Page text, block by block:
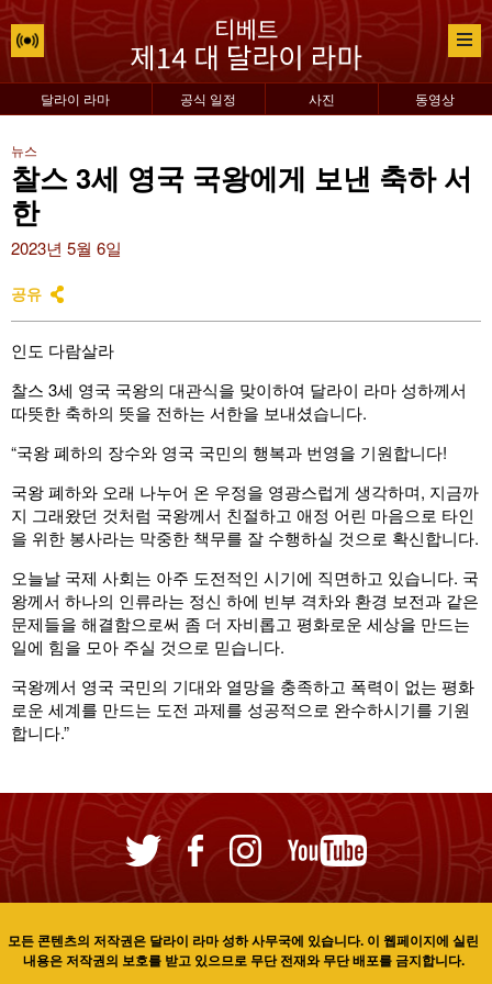
달라이 라마 공식 일정 사진 동영상
뉴스
찰스 3세 영국 국왕에게 보낸 축하 서
한
2023년 5월 6일
공유
인도 다람살라
찰스 3세 영국 국왕의 대관식을 맞이하여 달라이 라마 성하께서
따뜻한 축하의 뜻을 전하는 서한을 보내셨습니다.
“국왕 폐하의 장수와 영국 국민의 행복과 번영을 기원합니다!
국왕 폐하와 오래 나누어 온 우정을 영광스럽게 생각하며, 지금까
지 그래왔던 것처럼 국왕께서 친절하고 애정 어린 마음으로 타인
을 위한 봉사라는 막중한 책무를 잘 수행하실 것으로 확신합니다.
오늘날 국제 사회는 아주 도전적인 시기에 직면하고 있습니다. 국
왕께서 하나의 인류라는 정신 하에 빈부 격차와 환경 보전과 같은
문제들을 해결함으로써 좀 더 자비롭고 평화로운 세상을 만드는
일에 힘을 모아 주실 것으로 믿습니다.
국왕께서 영국 국민의 기대와 열망을 충족하고 폭력이 없는 평화
로운 세계를 만드는 도전 과제를 성공적으로 완수하시기를 기원
합니다.”
모든 콘텐츠의 저작권은 달라이 라마 성하 사무국에 있습니다. 이 웹페이지에 실린
내용은 저작권의 보호를 받고 있으므로 무단 전재와 무단 배포를 금지합니다.